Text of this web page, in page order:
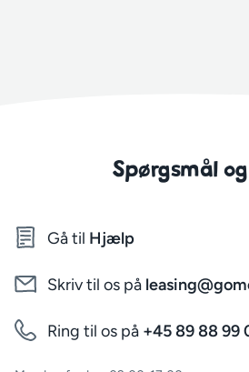
Spørgsmål
Gå til Hjælp
Skriv til os på
Ring til os på +45 89 88 99